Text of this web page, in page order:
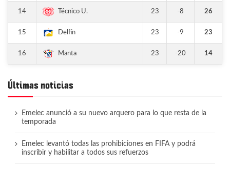
14 Técnico U. 23 -8 26
15 Delfín 23 -9 23
16 Manta 23 -20 14
Últimas noticias
Emelec anunció a su nuevo arquero para lo que resta de la
temporada
Emelec levantó todas las prohibiciones en FIFA y podrá
inscribir y habilitar a todos sus refuerzos